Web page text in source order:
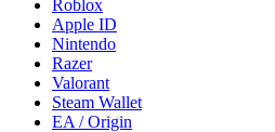
Roblox
Apple ID
Nintendo
Razer
Valorant
Steam Wallet
EA / Origin